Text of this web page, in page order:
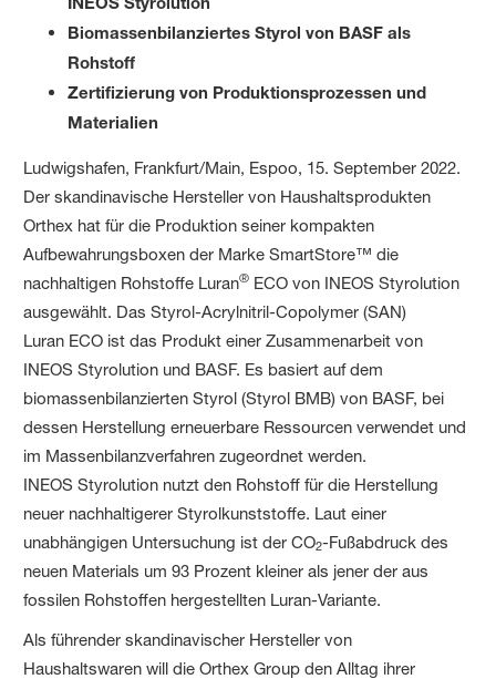
Biomassenbilanziertes Styrol von BASF als
Rohstoff
Zertifizierung von Produktionsprozessen und
Materialien
Ludwigshafen, Frankfurt/Main, Espoo, 15. September 2022.
Der skandinavische Hersteller von Haushaltsprodukten
Orthex hat für die Produktion seiner kompakten
Aufbewahrungsboxen der Marke SmartStore™ die
nachhaltigen Rohstoffe Luran® ECO von INEOS Styrolution
ausgewählt. Das Styrol-Acrylnitril-Copolymer (SAN)
Luran ECO ist das Produkt einer Zusammenarbeit von
INEOS Styrolution und BASF. Es basiert auf dem
biomassenbilanzierten Styrol (Styrol BMB) von BASF, bei
dessen Herstellung erneuerbare Ressourcen verwendet und
im Massenbilanzverfahren zugeordnet werden.
INEOS Styrolution nutzt den Rohstoff für die Herstellung
neuer nachhaltigerer Styrolkunststoffe. Laut einer
unabhängigen Untersuchung ist der CO2-Fußabdruck des
neuen Materials um 93 Prozent kleiner als jener der aus
fossilen Rohstoffen hergestellten Luran-Variante.
Als führender skandinavischer Hersteller von
Haushaltswaren will die Orthex Group den Alltag ihrer